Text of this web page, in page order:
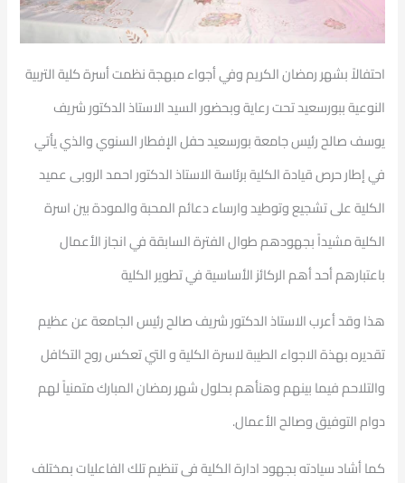
احتفالاً بشهر رمضان الكريم وفي أجواء مبهجة نظمت أسرة كلية التربية
النوعية ببورسعيد تحت رعاية وبحضور السيد الاستاذ الدكتور شريف
يوسف صالح رئيس جامعة بورسعيد حفل الإفطار السنوي والذي يأتي
في إطار حرص قيادة الكلية برئاسة الاستاذ الدكتور احمد الروبى عميد
الكلية على تشجيع وتوطيد وارساء دعائم المحبة والمودة بين اسرة
الكلية مشيداً بجهودهم طوال الفترة السابقة في انجاز الأعمال
باعتبارهم أحد أهم الركائز الأساسية في تطوير الكلية
هذا وقد أعرب الاستاذ الدكتور شريف صالح رئيس الجامعة عن عظيم
تقديره بهذة الاجواء الطيبة لاسرة الكلية و التي تعكس روح التكافل
والتلاحم فيما بينهم وهنأهم بحلول شهر رمضان المبارك متمنياً لهم
دوام التوفيق وصالح الأعمال.
كما أشاد سيادته بجهود ادارة الكلية فى تنظيم تلك الفاعليات بمختلف